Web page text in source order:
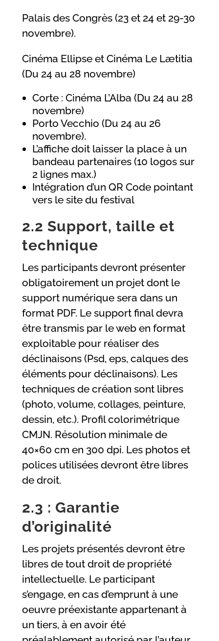
Palais des Congrès (23 et 24 et 29-30
novembre).
Cinéma Ellipse et Cinéma Le Lætitia
(Du 24 au 28 novembre)
Corte : Cinéma L’Alba (Du 24 au 28
novembre)
Porto Vecchio (Du 24 au 26
novembre).
L’affiche doit laisser la place à un
bandeau partenaires (10 logos sur
2 lignes max.)
Intégration d’un QR Code pointant
vers le site du festival
2.2 Support, taille et
technique
Les participants devront présenter
obligatoirement un projet dont le
support numérique sera dans un
format PDF. Le support final devra
être transmis par le web en format
exploitable pour réaliser des
déclinaisons (Psd, eps, calques des
éléments pour déclinaisons). Les
techniques de création sont libres
(photo, volume, collages, peinture,
dessin, etc.). Profil colorimétrique
CMJN. Résolution minimale de
40×60 cm en 300 dpi. Les photos et
polices utilisées devront être libres
de droit.
2.3 : Garantie
d’originalité
Les projets présentés devront être
libres de tout droit de propriété
intellectuelle. Le participant
s’engage, en cas d’emprunt à une
oeuvre préexistante appartenant à
un tiers, à en avoir été